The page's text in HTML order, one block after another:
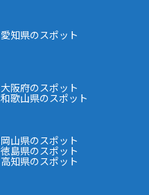
愛知県のスポット
大阪府のスポット
和歌山県のスポット
岡山県のスポット
徳島県のスポット
高知県のスポット